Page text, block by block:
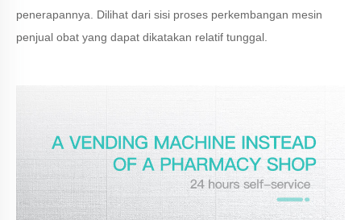
penerapannya. Dilihat dari sisi proses perkembangan mesin
penjual obat yang dapat dikatakan relatif tunggal.